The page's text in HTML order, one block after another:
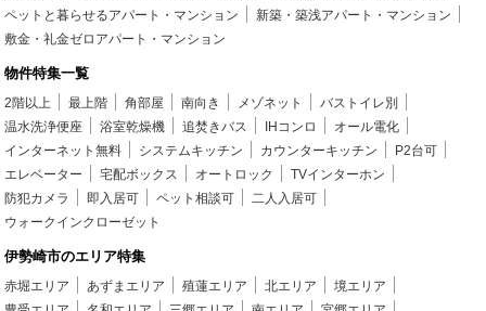
ペットと暮らせるアパート・マンション
新築・築浅アパート・マンション
敷金・礼金ゼロアパート・マンション
物件特集一覧
2階以上 最上階 角部屋 南向き メゾネット
バストイレ別
温水洗浄便座
浴室乾燥機 追焚きバス IHコンロ
オール電化
インターネット無料
システムキッチン カウンターキッチン
P2台可
エレベーター
宅配ボックス オートロック
TVインターホン
防犯カメラ
即入居可 ペット相談可
二人入居可
ウォークインクローゼット
伊勢崎市のエリア特集
赤堀エリア あずまエリア 殖蓮エリア 北エリア
境エリア